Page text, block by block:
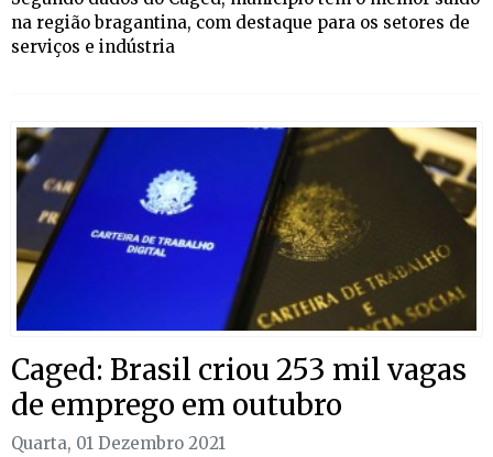
na região bragantina, com destaque para os setores de
serviços e indústria
Caged: Brasil criou 253 mil vagas
de emprego em outubro
Quarta, 01 Dezembro 2021